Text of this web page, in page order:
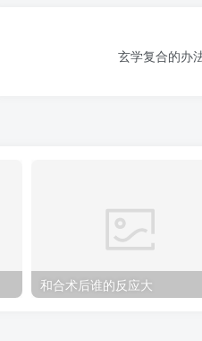
玄学复合的办
和合术后谁的反应大